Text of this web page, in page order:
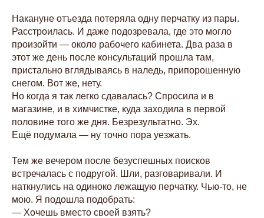
Накануне отъезда потеряла одну перчатку из пары.
Расстроилась. И даже подозревала, где это могло
произойти — около рабочего кабинета. Два раза в
этот же день после консультаций прошла там,
пристально вглядываясь в наледь, припорошенную
снегом. Вот же, нету.
Но когда я так легко сдавалась? Спросила и в
магазине, и в химчистке, куда заходила в первой
половине того же дня. Безрезультатно. Эх.
Ещё подумала — ну точно пора уезжать.
Тем же вечером после безуспешных поисков
встречалась с подругой. Шли, разговаривали. И
наткнулись на одиноко лежащую перчатку. Чью-то, не
мою. Я подошла подобрать:
— Хочешь вместо своей взять?